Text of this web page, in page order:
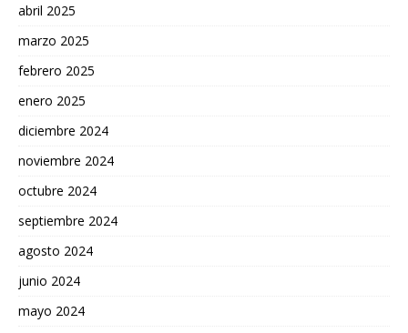
abril 2025
marzo 2025
febrero 2025
enero 2025
diciembre 2024
noviembre 2024
octubre 2024
septiembre 2024
agosto 2024
junio 2024
mayo 2024